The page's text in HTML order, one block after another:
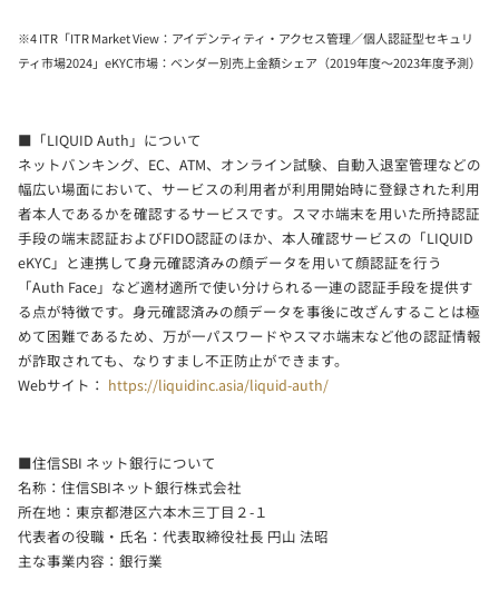
※4 ITR「ITR Market View：アイデンティティ・アクセス管理／個人認証型セキュリ
ティ市場2024」eKYC市場：ベンダー別売上金額シェア（2019年度～2023年度予測）
■「LIQUID Auth」について
ネットバンキング、EC、ATM、オンライン試験、自動入退室管理などの
幅広い場面において、サービスの利用者が利用開始時に登録された利用
者本人であるかを確認するサービスです。スマホ端末を用いた所持認証
手段の端末認証およびFIDO認証のほか、本人確認サービスの「LIQUID
eKYC」と連携して身元確認済みの顔データを用いて顔認証を行う
「Auth Face」など適材適所で使い分けられる一連の認証手段を提供す
る点が特徴です。身元確認済みの顔データを事後に改ざんすることは極
めて困難であるため、万が一パスワードやスマホ端末など他の認証情報
が詐取されても、なりすまし不正防止ができます。
Webサイト： https://liquidinc.asia/liquid-auth/
■住信SBI ネット銀行について
名称：住信SBIネット銀行株式会社
所在地：東京都港区六本木三丁目２-１
代表者の役職・氏名：代表取締役社長 円山 法昭
主な事業内容：銀行業